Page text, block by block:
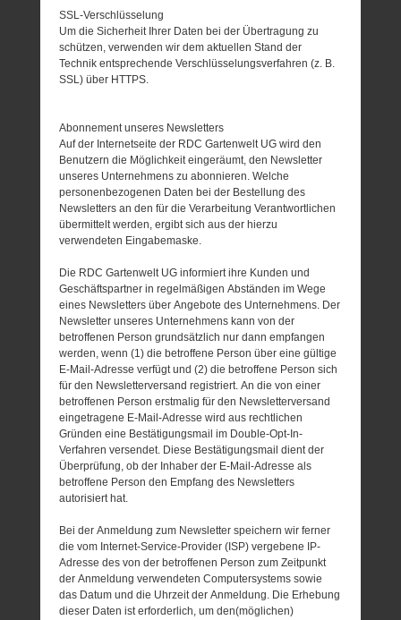
SSL-Verschlüsselung
Um die Sicherheit Ihrer Daten bei der Übertragung zu
schützen, verwenden wir dem aktuellen Stand der
Technik entsprechende Verschlüsselungsverfahren (z. B.
SSL) über HTTPS.
Abonnement unseres Newsletters
Auf der Internetseite der RDC Gartenwelt UG wird den
Benutzern die Möglichkeit eingeräumt, den Newsletter
unseres Unternehmens zu abonnieren. Welche
personenbezogenen Daten bei der Bestellung des
Newsletters an den für die Verarbeitung Verantwortlichen
übermittelt werden, ergibt sich aus der hierzu
verwendeten Eingabemaske.
Die RDC Gartenwelt UG informiert ihre Kunden und
Geschäftspartner in regelmäßigen Abständen im Wege
eines Newsletters über Angebote des Unternehmens. Der
Newsletter unseres Unternehmens kann von der
betroffenen Person grundsätzlich nur dann empfangen
werden, wenn (1) die betroffene Person über eine gültige
E-Mail-Adresse verfügt und (2) die betroffene Person sich
für den Newsletterversand registriert. An die von einer
betroffenen Person erstmalig für den Newsletterversand
eingetragene E-Mail-Adresse wird aus rechtlichen
Gründen eine Bestätigungsmail im Double-Opt-In-
Verfahren versendet. Diese Bestätigungsmail dient der
Überprüfung, ob der Inhaber der E-Mail-Adresse als
betroffene Person den Empfang des Newsletters
autorisiert hat.
Bei der Anmeldung zum Newsletter speichern wir ferner
die vom Internet-Service-Provider (ISP) vergebene IP-
Adresse des von der betroffenen Person zum Zeitpunkt
der Anmeldung verwendeten Computersystems sowie
das Datum und die Uhrzeit der Anmeldung. Die Erhebung
dieser Daten ist erforderlich, um den(möglichen)